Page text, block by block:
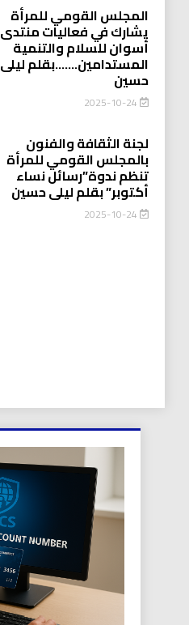
المجلس القومي للمرأة
يشارك في فعاليات منتدى
أسوان للسلام والتنمية
المستدامين…….بقلم ليلى
حسين
2025-10-24
لجنة الثقافة والفنون
بالمجلس القومي للمرأة
تنظم ندوة”رسائل نساء
أكتوبر” بقلم ليلى حسين
2025-10-24